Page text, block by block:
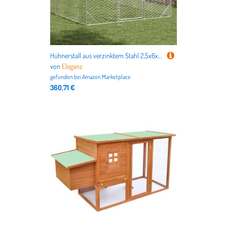
Hühnerstall aus verzinktem Stahl 2,5x6x2,25 m - Robustes Gehege für Kleintiere - Wetterfest & langlebig - Ideal für Hühner & Kleintiere im Garten
von Eleganz
gefunden beiAmazon Marketplace
360,71 €